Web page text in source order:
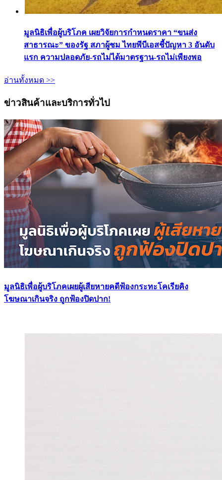
มูลนิธิเพื่อผู้บริโภค เผยวิจัยการกำหนดราคา “ขนส่ง
สาธารณะ” ของรัฐ สภาผู้ชม ไทยพีบีเอสชี้ปัญหา 3 อันดับ
แรก ความปลอดภัย-รถไม่ได้มาตรฐาน-รถไม่เพียงพอ
อ่านทั้งหมด >>
ข่าวสินค้าและบริการทั่วไป
มูลนิธิเพื่อผู้บริโภคเผยผู้เสียหายคดีฟ้องกระทะโคเรียคิง
โฆษณาเกินจริง ถูกฟ้องปิดปาก!